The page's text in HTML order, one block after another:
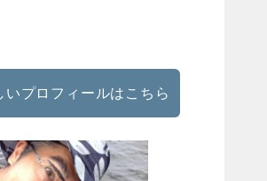
いプロフィールはこちら